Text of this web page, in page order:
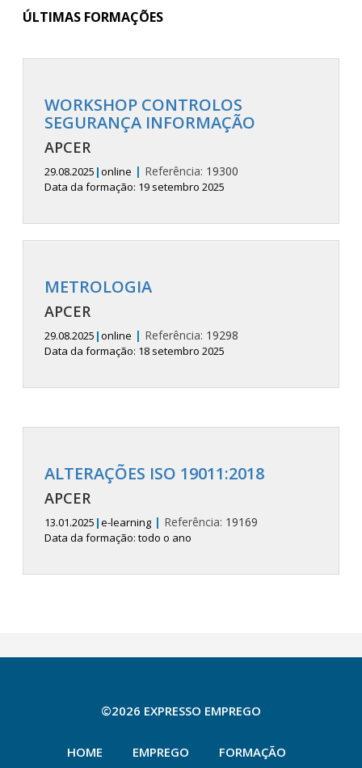
ÚLTIMAS FORMAÇÕES
WORKSHOP CONTROLOS
SEGURANÇA INFORMAÇÃO
APCER
29.08.2025 |online | Referência: 19300
Data da formação: 19 setembro 2025
METROLOGIA
APCER
29.08.2025 |online | Referência: 19298
Data da formação: 18 setembro 2025
ALTERAÇÕES ISO 19011:2018
APCER
13.01.2025 |e-learning | Referência: 19169
Data da formação: todo o ano
©2026 EXPRESSO EMPREGO
HOME EMPREGO FORMAÇÃO